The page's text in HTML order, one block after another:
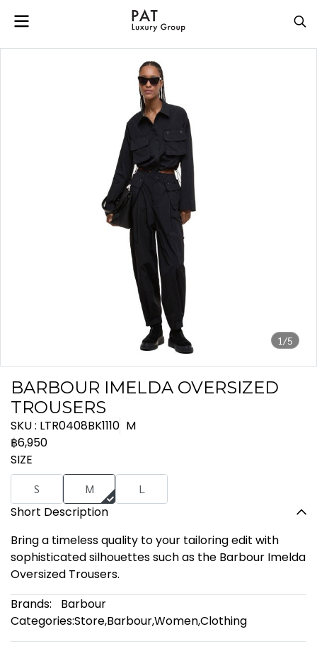
1/5
BARBOUR IMELDA OVERSIZED
TROUSERS
SKU : LTR0408BK1110 M
฿6,950
SIZE
S M L
Short Description
Bring a timeless quality to your tailoring edit with
sophisticated silhouettes such as the Barbour Imelda
Oversized Trousers.
Brands:
Barbour
Categories:Store,Barbour,Women,Clothing